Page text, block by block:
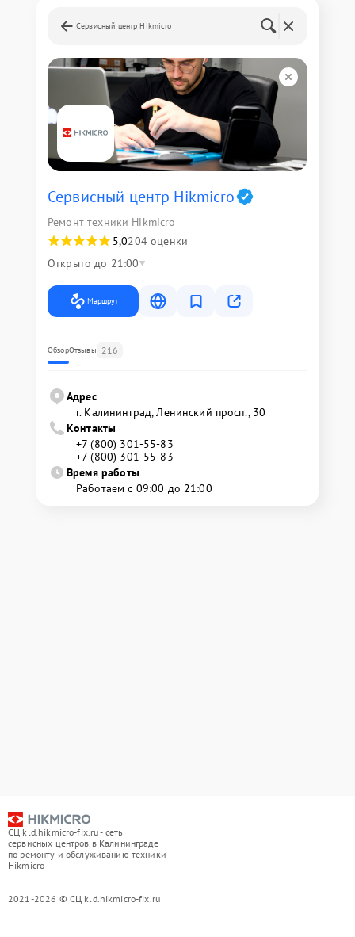
Сервисный центр Hikmicro
Сервисный центр Hikmicro
Ремонт техники Hikmicro
5,0204 оценки
Открыто до 21:00
Маршрут
ОбзорОтзывы 216
Адрес
г. Калининград, Ленинский просп., 30
Контакты
+7 (800) 301-55-83
+7 (800) 301-55-83
Время работы
Работаем с 09:00 до 21:00
СЦ kld.hikmicro-fix.ru - сеть
сервисных центров в Калининграде
по ремонту и обслуживанию техники
Hikmicro
2021-2026 © СЦ kld.hikmicro-fix.ru